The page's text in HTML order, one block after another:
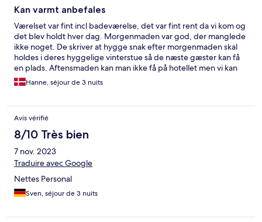
Kan varmt anbefales
Værelset var fint incl badeværelse, det var fint rent da vi kom og
det blev holdt hver dag. Morgenmaden var god, der manglede
ikke noget. De skriver at hygge snak efter morgenmaden skal
holdes i deres hyggelige vinterstue så de næste gæster kan få
en plads. Aftensmaden kan man ikke få på hotellet men vi kan
varmt anbefale Leopold lige ved siden af men husk bord
bestilling for den er efterspurgt
Hanne, séjour de 3 nuits
Avis vérifié
8/10 Très bien
7 nov. 2023
Traduire avec Google
Nettes Personal
Sven, séjour de 3 nuits